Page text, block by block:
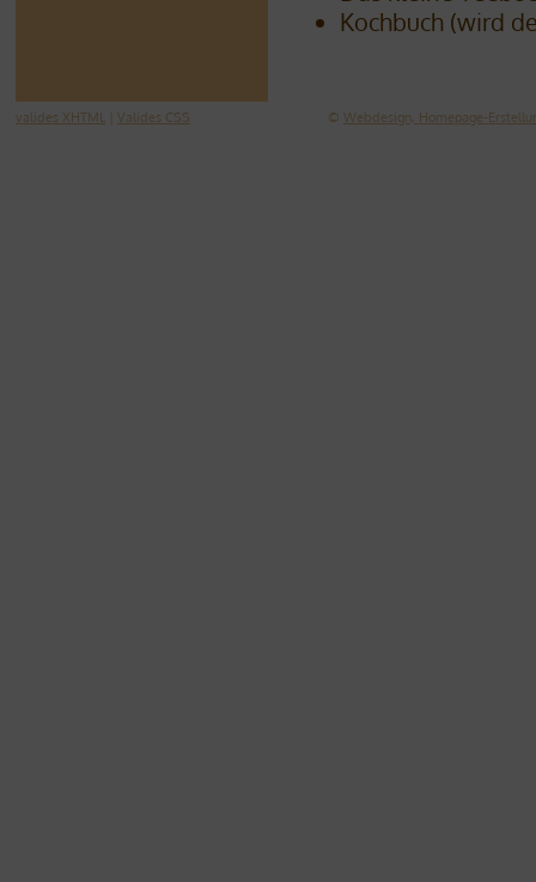
Kochbuch (wird
valides XHTML Valides CSS © Webdesign, Homepage-